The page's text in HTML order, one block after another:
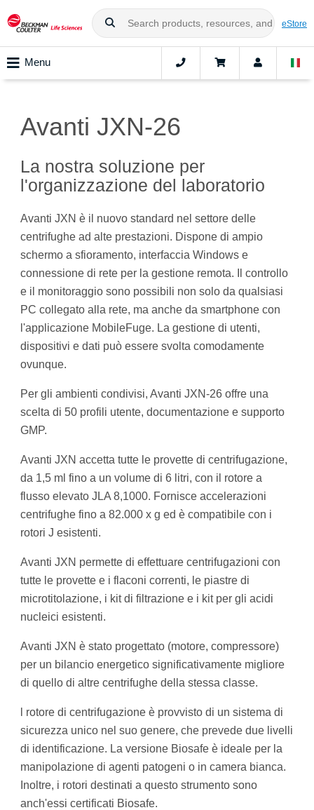
eStore
Menu
Avanti JXN-26
La nostra soluzione per
l'organizzazione del laboratorio
Avanti JXN è il nuovo standard nel settore delle
centrifughe ad alte prestazioni. Dispone di ampio
schermo a sfioramento, interfaccia Windows e
connessione di rete per la gestione remota. Il controllo
e il monitoraggio sono possibili non solo da qualsiasi
PC collegato alla rete, ma anche da smartphone con
l'applicazione MobileFuge. La gestione di utenti,
dispositivi e dati può essere svolta comodamente
ovunque.
Per gli ambienti condivisi, Avanti JXN-26 offre una
scelta di 50 profili utente, documentazione e supporto
GMP.
Avanti JXN accetta tutte le provette di centrifugazione,
da 1,5 ml fino a un volume di 6 litri, con il rotore a
flusso elevato JLA 8,1000. Fornisce accelerazioni
centrifughe fino a 82.000 x g ed è compatibile con i
rotori J esistenti.
Avanti JXN permette di effettuare centrifugazioni con
tutte le provette e i flaconi correnti, le piastre di
microtitolazione, i kit di filtrazione e i kit per gli acidi
nucleici esistenti.
Avanti JXN è stato progettato (motore, compressore)
per un bilancio energetico significativamente migliore
di quello di altre centrifughe della stessa classe.
l rotore di centrifugazione è provvisto di un sistema di
sicurezza unico nel suo genere, che prevede due livelli
di identificazione. La versione Biosafe è ideale per la
manipolazione di agenti patogeni o in camera bianca.
Inoltre, i rotori destinati a questo strumento sono
anch'essi certificati Biosafe.